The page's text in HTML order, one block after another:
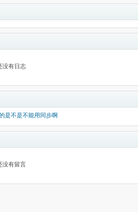
没有日志
是不是不能用同步啊
没有留言